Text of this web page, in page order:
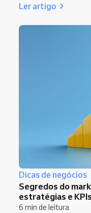
Ler artigo
Dicas de negócios
Segredos do
estratégias e
6 min de leitura